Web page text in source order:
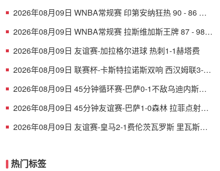
2026年08月09日 WNBA常规赛 印第安纳狂热 90 - 86 芝
2026年08月09日 WNBA常规赛 拉斯维加斯王牌 87 - 98
2026年08月09日 友谊赛-加拉格尔进球 热刺1-1赫塔费
2026年08月09日 联赛杯-卡斯特拉诺斯双响 西汉姆联3-1
2026年08月09日 45分钟循环赛-巴萨0-1不敌乌迪内斯无
2026年08月09日 45分钟友谊赛-巴萨1-0森林 拉菲点射费
2026年08月09日 友谊赛-皇马2-1费伦茨瓦罗斯 里瓦斯建
热门标签